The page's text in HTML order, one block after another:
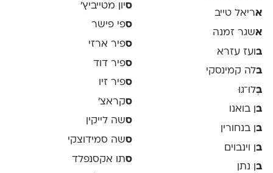
אריאל טייב
אשגר זמנה
בועז עזרא
בלה קמינסקי
בְּלוּ־גוּ
בן בואנו
בן בנחורין
בן וינבוים
בן נתן
סיון מטייביץ׳
ספי פישר
ספיר ארזי
ספיר דוד
ספיר זיו
סקראצ׳
סשה לייקין
סשה סמידוצקי
סתו אקסנפלד